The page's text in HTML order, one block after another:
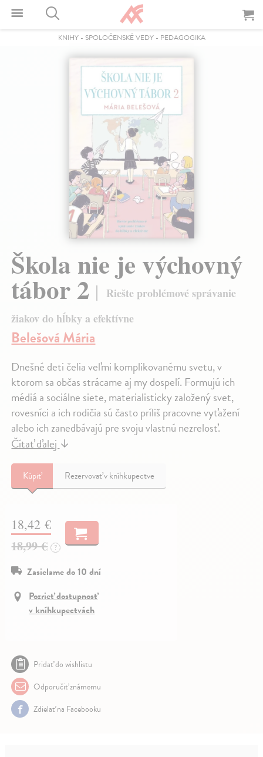
KNIHY- SPOLOČENSKÉ VEDY- PEDAGOGIKA
Škola nie je výchovný
tábor 2
Riešte problémové správanie
žiakov do hĺbky a efektívne
Belešová Mária
Dnešné deti čelia veľmi komplikovanému svetu, v
ktorom sa občas strácame aj my dospelí. Formujú ich
médiá a sociálne siete, materialisticky založený svet,
rovesníci a ich rodičia sú často príliš pracovne vyťažení
alebo ich zanedbávajú pre svoju vlastnú nezrelosť.
Čítať ďalej↓
Kúpiť Rezervovať v kníhkupectve
18,42 €
18,99 € ?
Zasielame do 10 dní
Pozrieť dostupnosť
v kníhkupectvách
Pridať do wishlistu
Odporučiť známemu
Zdielať na Facebooku